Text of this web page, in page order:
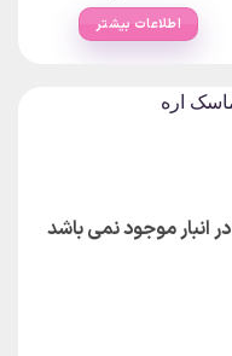
اطلاعات بیشتر
در انبار موجود نمی باشد